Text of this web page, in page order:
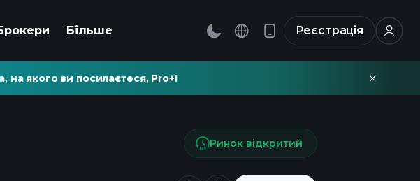
Більше Реєстрація
на якого ви посилаєтеся, Pro+!
Ринок відкритий